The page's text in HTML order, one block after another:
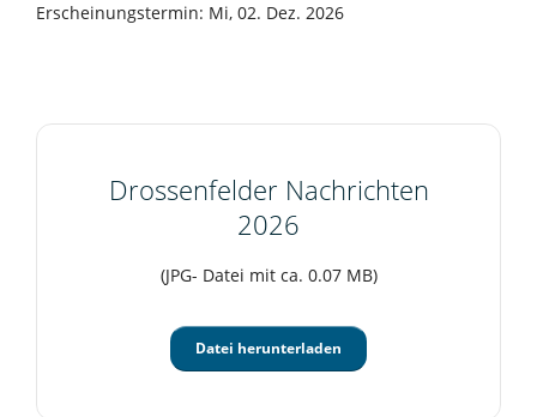
Erscheinungstermin: Mi, 02. Dez. 2026
Drossenfelder Nachrichten
2026
(JPG- Datei mit ca. 0.07 MB)
Datei herunterladen